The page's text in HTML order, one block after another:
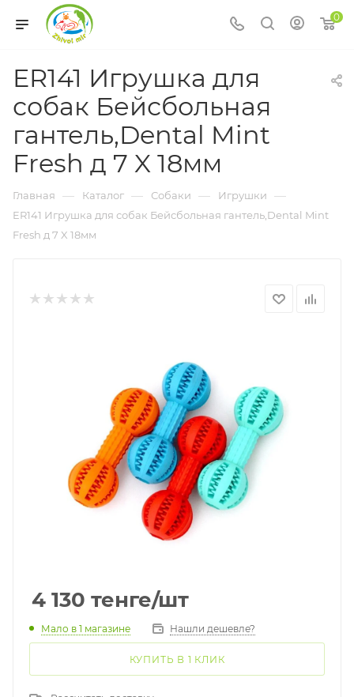
0
ER141 Игрушка для
собак Бейсбольная
гантель,Dental Mint
Fresh д 7 X 18мм
Главная — Каталог — Собаки — Игрушки —
ER141 Игрушка для собак Бейсбольная гантель,Dental Mint
Fresh д 7 X 18мм
4 130 тенге/шт
Мало в 1 магазине Нашли дешевле?
КУПИТЬ В 1 КЛИК